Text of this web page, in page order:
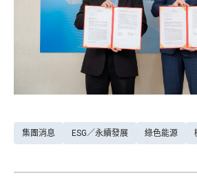
集團消息 ESG／永續發展 綠色能源